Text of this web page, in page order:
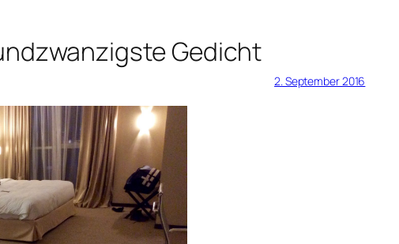
Gedicht
2. September 2016